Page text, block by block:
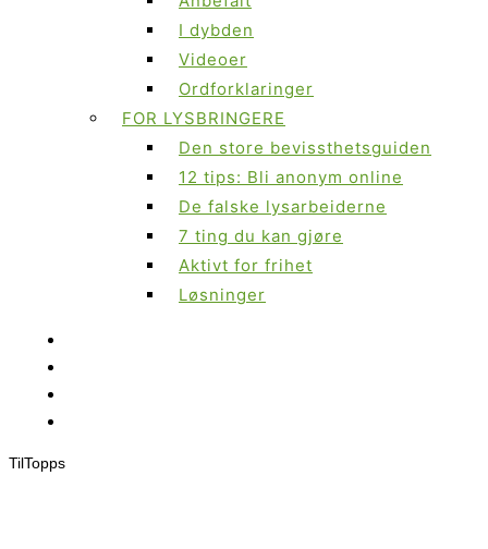
I dybden
Videoer
Ordforklaringer
FOR LYSBRINGERE
Den store bevissthetsguiden
12 tips: Bli anonym online
De falske lysarbeiderne
7 ting du kan gjøre
Aktivt for frihet
Løsninger
TilTopps